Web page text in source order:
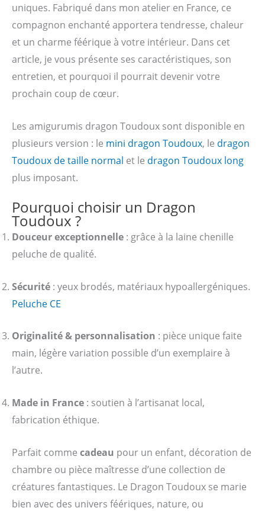
uniques. Fabriqué dans mon atelier en France, ce
compagnon enchanté apportera tendresse, chaleur
et un charme féérique à votre intérieur. Dans cet
article, je vous présente ses caractéristiques, son
entretien, et pourquoi il pourrait devenir votre
prochain coup de cœur.
Les amigurumis dragon Toudoux sont disponible en
plusieurs version : le mini dragon Toudoux, le dragon
Toudoux de taille normal et le dragon Toudoux long
plus imposant.
Pourquoi choisir un Dragon
Toudoux ?
Douceur exceptionnelle : grâce à la laine chenille
peluche de qualité.
Sécurité : yeux brodés, matériaux hypoallergéniques.
Peluche CE
Originalité & personnalisation : pièce unique faite
main, légère variation possible d’un exemplaire à
l’autre.
Made in France : soutien à l’artisanat local,
fabrication éthique.
Parfait comme cadeau pour un enfant, décoration de
chambre ou pièce maîtresse d’une collection de
créatures fantastiques. Le Dragon Toudoux se marie
bien avec des univers féériques, nature, ou